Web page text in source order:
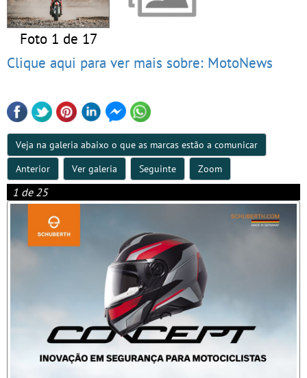
Foto 1 de 17
Clique aqui para ver mais sobre: MotoNews
Veja na galeria abaixo o que as marcas estão a comunicar
Anterior
Ver galeria Seguinte Zoom
1 de 25